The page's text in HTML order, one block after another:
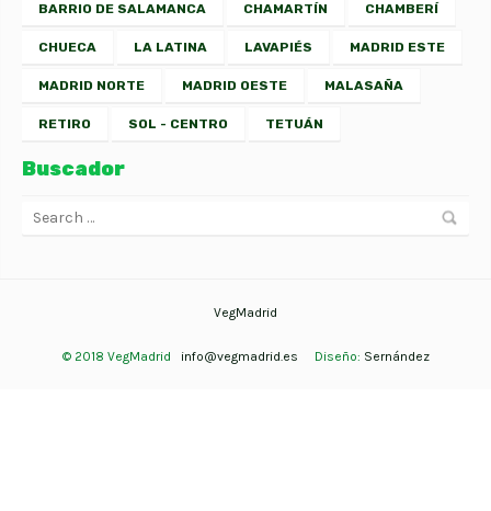
BARRIO DE SALAMANCA CHAMARTÍN CHAMBERÍ
CHUECA LA LATINA LAVAPIÉS MADRID ESTE
MADRID NORTE MADRID OESTE MALASAÑA
RETIRO SOL - CENTRO TETUÁN
Buscador
VegMadrid
© 2018 VegMadrid info@vegmadrid.es Diseño: Sernández